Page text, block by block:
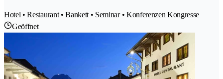
Hotel • Restaurant • Bankett • Seminar • Konferenzen Kongresse
Geöffnet